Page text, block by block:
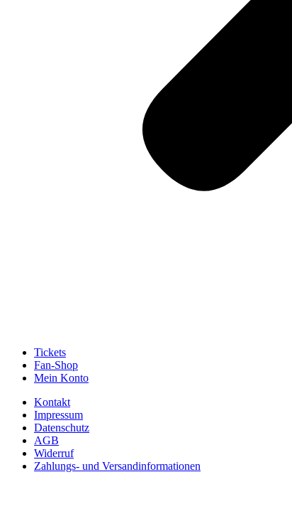
Tickets
Fan-Shop
Mein Konto
Kontakt
Impressum
Datenschutz
AGB
Widerruf
Zahlungs- und Versandinformationen